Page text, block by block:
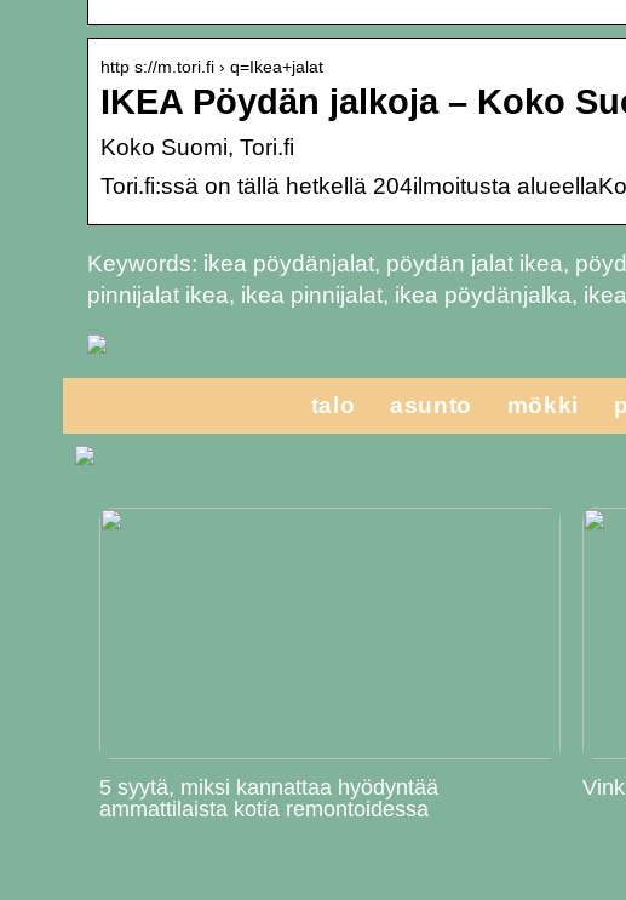
http s://m.tori.fi › q=Ikea+jalat
IKEA Pöydän jalkoja – Koko
Koko Suomi, Tori.fi
Tori.fi:ssä on tällä hetkellä 204ilmoitusta
Keywords: ikea pöydänjalat, pöydän jalat ikea,
pinnijalat ikea, ikea pinnijalat, ikea pöydänjalka,
talo asunto mökki
5 syytä, miksi kannattaa hyödyntää
ammattilaista kotia remontoidessa